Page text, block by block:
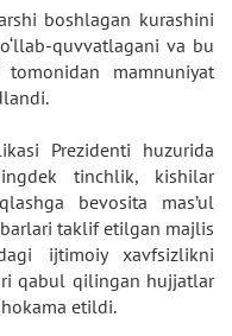
boshlagan kurashini
quvvatlagani va bu
mamnuniyat
Prezidenti huzurida
tinchlik, kishilar
bevosita mas’ul
taklif etilgan majlis
ijtimoiy xavfsizlikni
qabul qilingan hujjatlar
etildi.